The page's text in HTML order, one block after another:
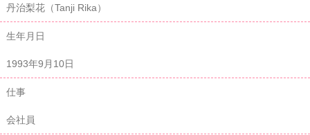
丹治梨花（Tanji Rika）
生年月日
1993年9月10日
仕事
会社員